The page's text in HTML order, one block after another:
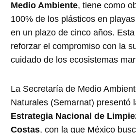
Medio Ambiente, tiene como
100% de los plásticos en
en un plazo de cinco años.
reforzar el compromiso con la
cuidado de los ecosistemas
La Secretaría de Medio
Naturales (Semarnat) presentó
Estrategia Nacional de
Costas, con la que México